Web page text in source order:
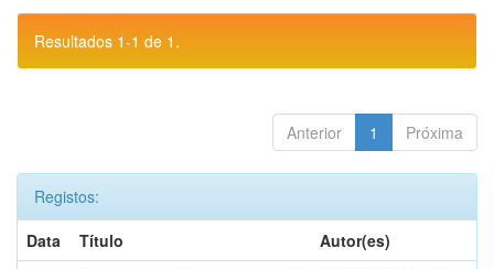
Resultados 1-1 de 1.
Anterior 1 Próxima
Registos:
Data
Título
Autor(es)